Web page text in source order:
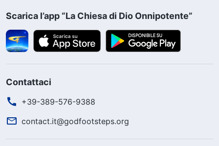
Scarica l’app “La Chiesa di Dio Onnipotente”
Contattaci
+39-389-576-9388
contact.it@godfootsteps.org